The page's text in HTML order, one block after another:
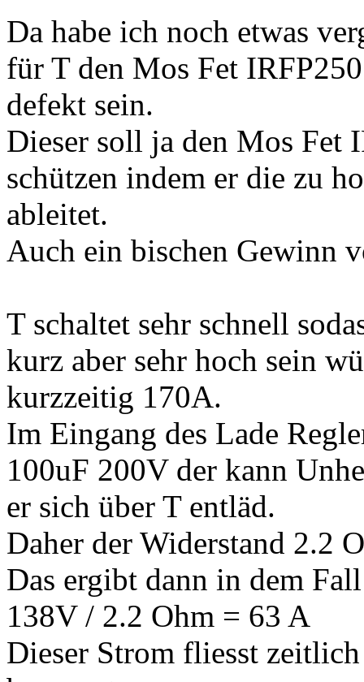
Da habe ich noch etwas
für T den Mos Fet
defekt sein.
Dieser soll ja den Mos Fet
schützen indem er die zu
ableitet.
Auch ein bischen Gewinn
T schaltet sehr schnell
kurz aber sehr hoch sein
kurzzeitig 170A.
Im Eingang des Lade
100uF 200V der kann
er sich über T entläd.
Daher der Widerstand 2.2
Das ergibt dann in dem
138V / 2.2 Ohm = 63 A
Dieser Strom fliesst